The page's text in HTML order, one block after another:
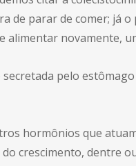
de parar de comer; já
alimentar novamente,
pelo
hormônios que
crescimento, dentre